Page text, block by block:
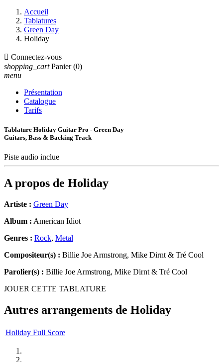
Accueil
Tablatures
Green Day
Holiday
 Connectez-vous
shopping_cart Panier (0)
menu
Présentation
Catalogue
Tarifs
Tablature Holiday Guitar Pro - Green Day
Guitars, Bass & Backing Track
Piste audio inclue
A propos de Holiday
Artiste : Green Day
Album : American Idiot
Genres : Rock, Metal
Compositeur(s) : Billie Joe Armstrong, Mike Dirnt & Tré Cool
Parolier(s) : Billie Joe Armstrong, Mike Dirnt & Tré Cool
JOUER CETTE TABLATURE
Autres arrangements de Holiday
Holiday Full Score